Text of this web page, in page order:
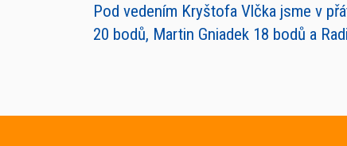
Pod vedením Kryštofa Vlčka jsme v
20 bodů, Martin Gniadek 18 bodů a